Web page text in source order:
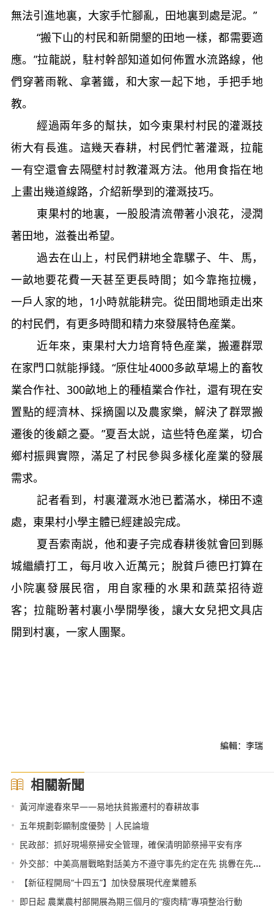
無法引進地裏，大家手忙腳亂，田地裏到處是泥。”
“搬下山的村民和新開墾的田地一樣，都需要適
應。”拉龍説，駐村幹部知道如何佈置水流路線，他
們穿著雨靴、拿著鐵，和大家一起下地，手把手地
教。
經過兩年多的幫扶，如今東果村村民的灌溉技
術大有長進。這幾天春耕，村民們忙著灌溉，拉龍
一有空還會去隔壁村討教灌溉方法。他用食指在地
上畫出幾道線路，介紹新學到的灌溉技巧。
東果村的地裏，一股股清流帶著小浪花，浸潤
著田地，滋養出希望。
過去在山上，村民們耕地全靠騾子、牛、馬，
一畝地要花費一天甚至更長時間；如今靠拖拉機，
一戶人家的地，1小時就能耕完。從田間地頭走出來
的村民們，有更多時間和精力來發展特色産業。
近年來，東果村大力培育特色産業，搬遷群眾
在家門口就能掙錢。“原住址4000多畝草場上的畜牧
業合作社、300畝地上的種植業合作社，還有現在安
置點的經濟林、採摘園以及農家樂，解決了群眾搬
遷後的後顧之憂。”夏吾太説，這些特色産業，切合
鄉村振興實際，滿足了村民參與多樣化産業的發展
需求。
記者看到，村裏灌溉水池已蓄滿水，梯田不遠
處，東果村小學主體已經建設完成。
夏吾索南説，他和妻子完成春耕後就會回到縣
城繼續打工，每月收入近萬元；脫貧戶德巴打算在
小院裏發展民宿，用自家種的水果和蔬菜招待遊
客；拉龍盼著村裏小學開學後，讓大女兒把文具店
開到村裏，一家人團聚。
編輯：李瑞
相關新聞
• 黃河岸邊春來早——易地扶貧搬遷村的春耕故事
• 五年規劃彰顯制度優勢 | 人民論壇
• 民政部：抓好現場祭掃安全管理，確保清明節祭掃平安有序
• 外交部：中美高層戰略對話美方不遵守事先約定在先 挑釁在先 挑起爭端在先
• 【新征程開局“十四五”】加快發展現代産業體系
• 即日起 農業農村部開展為期三個月的“瘦肉精”專項整治行動